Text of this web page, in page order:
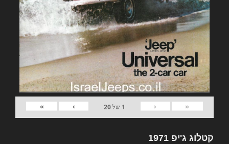
«
‹
1 של20
›
»
קטלוג ג'יפ 1971